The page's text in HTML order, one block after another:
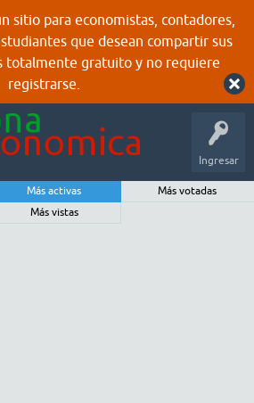
sitio para economistas, contadores,
que desean compartir sus
totalmente gratuito y no requiere
registrarse.
Ingresar
Más activas
Más votadas
Más vistas